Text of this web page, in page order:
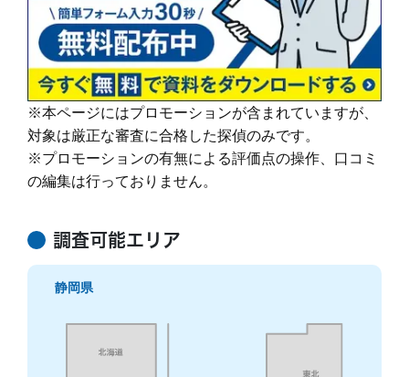
(他社２～３年に１回買い替え)
カウンセリング 「明朗会計」がモットー。 あとから請求は時
間延長以外一切なし！
依頼者様にあった最適なプランを、オーダーメ
イドで提案します。
続きを読む
報告書 「明朗会計」がモットー。 あとから請求は時
間延長以外一切なし！
依頼者様にあった最適なプランを、オーダーメ
イドで提案します。
8/6 8/7
※本ページにはプロモーションが含まれていますが、
対象は厳正な審査に合格した探偵のみです。
※プロモーションの有無による評価点の操作、口コミ
の編集は行っておりません。
調査可能エリア
静岡県